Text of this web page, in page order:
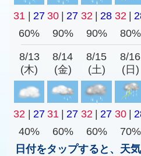
31 | 27 30 | 27 32 | 28 32 |
60%
90% 90% 80%
8/13
(木)
8/14
(金)
8/15
(土)
8/16
(日)
32 | 27 31 | 27 32 | 27 30 |
40%
60% 60% 70%
日付をタップすると、天